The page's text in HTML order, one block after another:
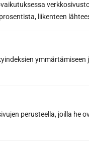
liikenteen
ymmärtämiseen
perusteella, joilla he